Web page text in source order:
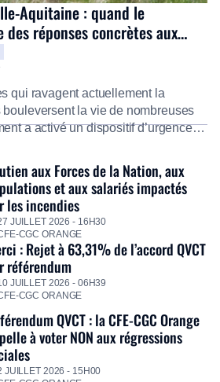
Aquitaine : quand le
réponses concrètes aux
qui ravagent actuellement la
la vie de nombreuses
a activé un dispositif d’urgence
sociale, le Groupe mobilise
afin de proposer un diagnostic
financières pour faire face aux
[…]
aux Forces de la Nation, aux
et aux salariés impactés
les incendies
JUILLET 2026 - 16H30
CGC ORANGE
: Rejet à 63,31% de l’accord QVCT
référendum
JUILLET 2026 - 06H39
CGC ORANGE
QVCT : la CFE-CGC Orange
à voter NON aux régressions
JUILLET 2026 - 15H00